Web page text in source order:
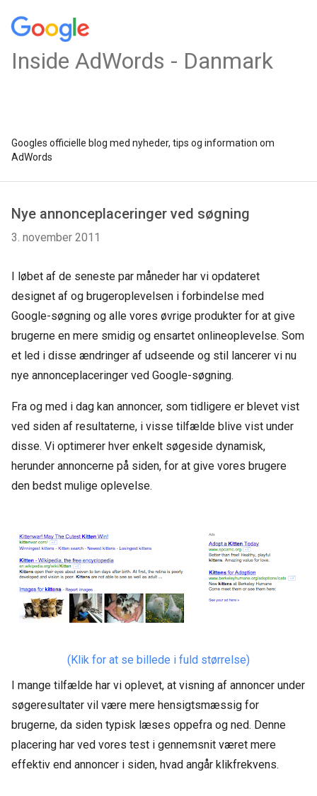
Inside AdWords - Danmark
Googles officielle blog med nyheder, tips og information om
AdWords
Nye annonceplaceringer ved søgning
3. november 2011
I løbet af de seneste par måneder har vi opdateret
designet af og brugeroplevelsen i forbindelse med
Google-søgning og alle vores øvrige produkter for at give
brugerne en mere smidig og ensartet onlineoplevelse. Som
et led i disse ændringer af udseende og stil lancerer vi nu
nye annonceplaceringer ved Google-søgning.
Fra og med i dag kan annoncer, som tidligere er blevet vist
ved siden af resultaterne, i visse tilfælde blive vist under
disse. Vi optimerer hver enkelt søgeside dynamisk,
herunder annoncerne på siden, for at give vores brugere
den bedst mulige oplevelse.
(Klik for at se billede i fuld størrelse)
I mange tilfælde har vi oplevet, at visning af annoncer under
søgeresultater vil være mere hensigtsmæssig for
brugerne, da siden typisk læses oppefra og ned. Denne
placering har ved vores test i gennemsnit været mere
effektiv end annoncer i siden, hvad angår klikfrekvens.